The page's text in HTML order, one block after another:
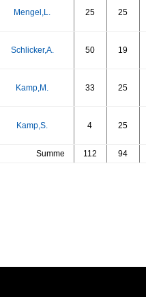
Mengel,L. 25 25
Schlicker,A. 50 19
Kamp,M. 33 25
Kamp,S. 4 25
Summe 112 94